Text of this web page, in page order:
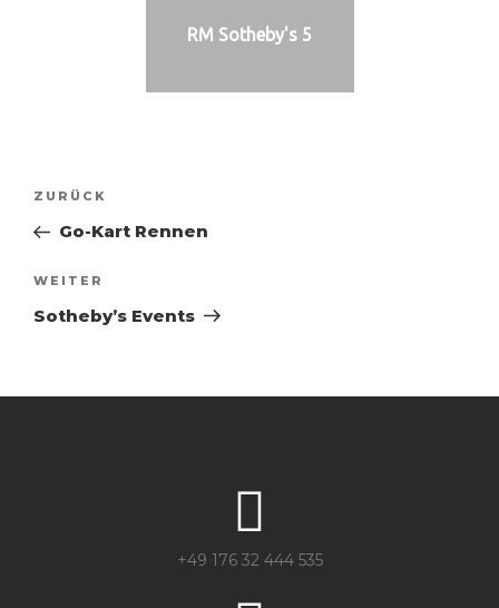
RM Sotheby's 5
ZURÜCK
Go-Kart Rennen
WEITER
Sotheby’s Events
+49 176 32 444 535